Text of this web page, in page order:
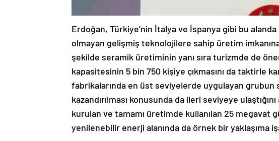
Erdoğan, Türkiye’nin İtalya ve İspanya gibi bu
olmayan gelişmiş teknolojilere sahip üretim
şekilde seramik üretiminin yanı sıra turizmde de
kapasitesinin 5 bin 750 kişiye çıkmasını da taktirle
fabrikalarında en üst seviyelerde uygulayan grubun
kazandırılması konusunda da ileri seviyeye
kurulan ve tamamı üretimde kullanılan 25
yenilenebilir enerji alanında da örnek bir yaklaşıma